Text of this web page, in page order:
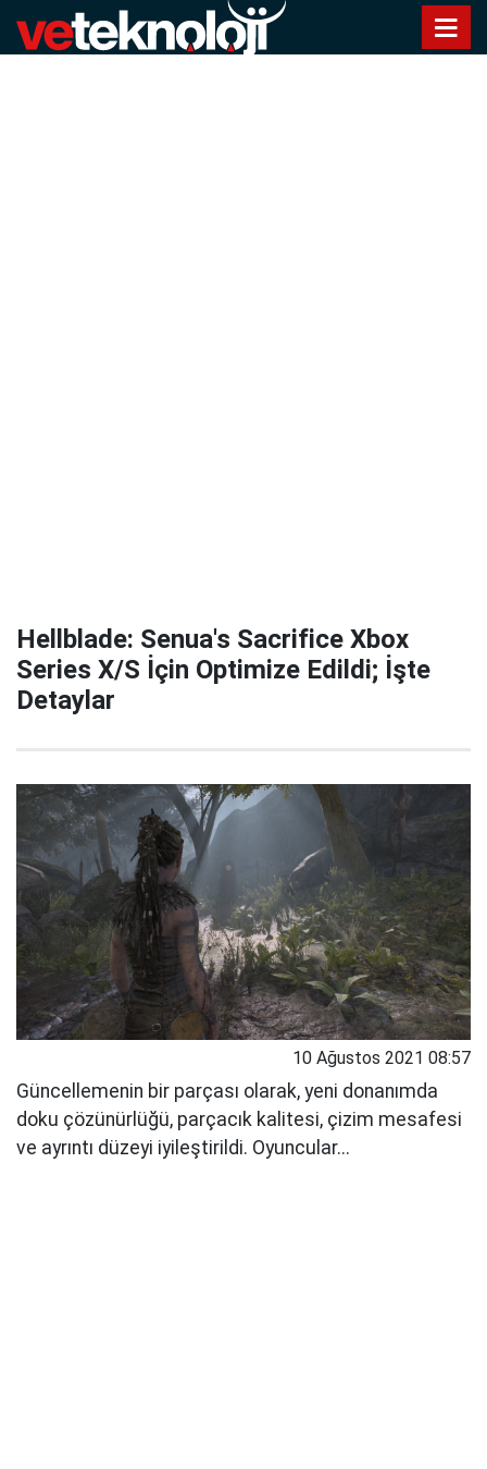
Hellblade: Senua's Sacrifice Xbox
Series X/S İçin Optimize Edildi; İşte
Detaylar
10 Ağustos 2021 08:57
Güncellemenin bir parçası olarak, yeni donanımda
doku çözünürlüğü, parçacık kalitesi, çizim mesafesi
ve ayrıntı düzeyi iyileştirildi. Oyuncular...